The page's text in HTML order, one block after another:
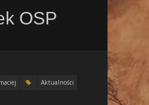
OSP
maciej
Aktualności